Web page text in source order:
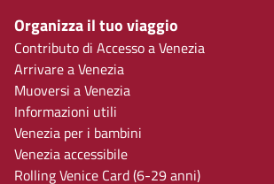
Organizza il tuo viaggio
Contributo di Accesso a Venezia
Arrivare a Venezia
Muoversi a Venezia
Informazioni utili
Venezia per i bambini
Venezia accessibile
Rolling Venice Card (6-29 anni)